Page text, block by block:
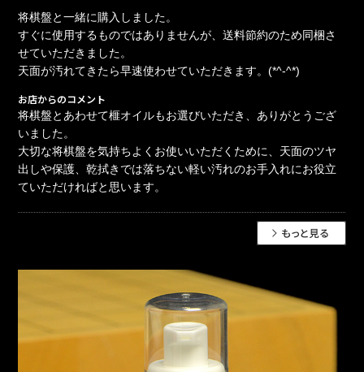
将棋盤と一緒に購入しました。
すぐに使用するものではありませんが、送料節約のため同梱さ
せていただきました。
天面が汚れてきたら早速使わせていただきます。(*^-^*)
お店からのコメント
将棋盤とあわせて榧オイルもお選びいただき、ありがとうござ
いました。
大切な将棋盤を気持ちよくお使いいただくために、天面のツヤ
出しや保護、乾拭きでは落ちない軽い汚れのお手入れにお役立
ていただければと思います。